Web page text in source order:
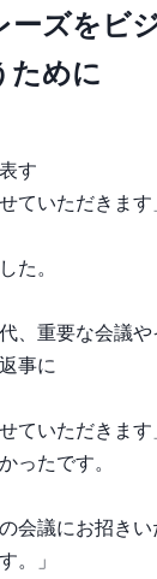
ーズをビ
ために
す
ていただきま
た。
、重要な会議
事に
ていただきま
ったです。
会議にお招き
。」